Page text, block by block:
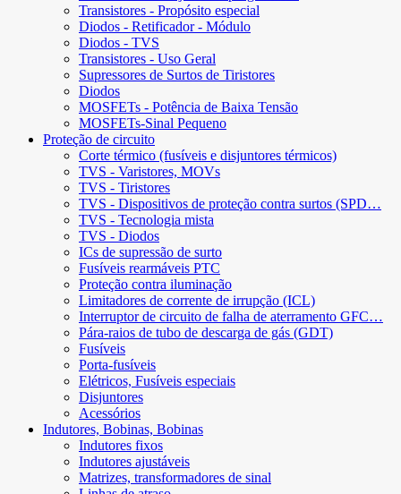
Transistores - Propósito especial
Diodos - Retificador - Módulo
Diodos - TVS
Transistores - Uso Geral
Supressores de Surtos de Tiristores
Diodos
MOSFETs - Potência de Baixa Tensão
MOSFETs-Sinal Pequeno
Proteção de circuito
Corte térmico (fusíveis e disjuntores térmicos)
TVS - Varistores, MOVs
TVS - Tiristores
TVS - Dispositivos de proteção contra surtos (SPD…
TVS - Tecnologia mista
TVS - Diodos
ICs de supressão de surto
Fusíveis rearmáveis ​​PTC
Proteção contra iluminação
Limitadores de corrente de irrupção (ICL)
Interruptor de circuito de falha de aterramento GFC…
Pára-raios de tubo de descarga de gás (GDT)
Fusíveis
Porta-fusíveis
Elétricos, Fusíveis especiais
Disjuntores
Acessórios
Indutores, Bobinas, Bobinas
Indutores fixos
Indutores ajustáveis
Matrizes, transformadores de sinal